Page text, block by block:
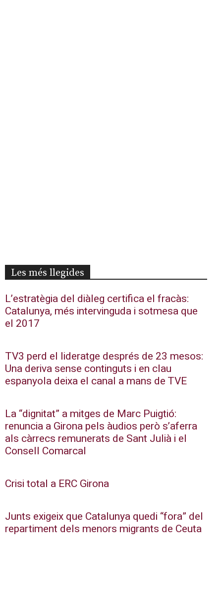
Les més llegides
L’estratègia del diàleg certifica el fracàs:
Catalunya, més intervinguda i sotmesa que
el 2017
TV3 perd el lideratge després de 23 mesos:
Una deriva sense continguts i en clau
espanyola deixa el canal a mans de TVE
La “dignitat” a mitges de Marc Puigtió:
renuncia a Girona pels àudios però s’aferra
als càrrecs remunerats de Sant Julià i el
Consell Comarcal
Crisi total a ERC Girona
Junts exigeix que Catalunya quedi “fora” del
repartiment dels menors migrants de Ceuta